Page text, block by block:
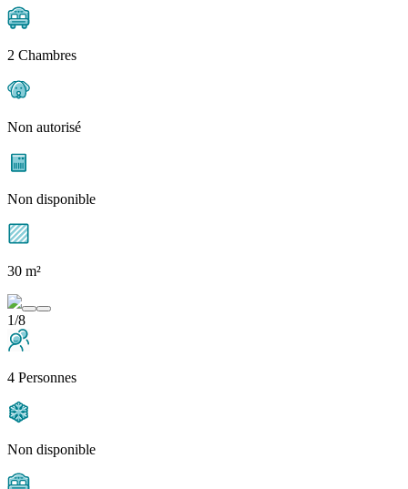
2 Chambres
Non autorisé
Non disponible
30 m²
1/8
4 Personnes
Non disponible